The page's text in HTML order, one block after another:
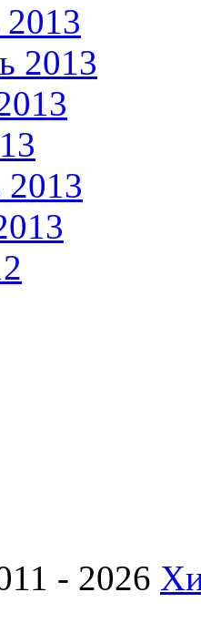
2013
2013
- 2026